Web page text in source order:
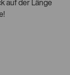
auf der Länge